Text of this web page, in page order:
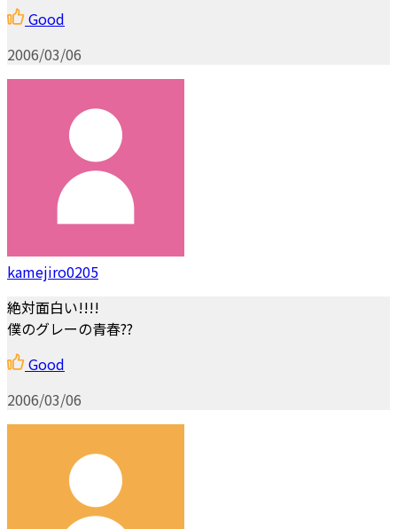
Good
2006/03/06
kamejiro0205
絶対面白い!!!!
僕のグレーの青春??
Good
2006/03/06